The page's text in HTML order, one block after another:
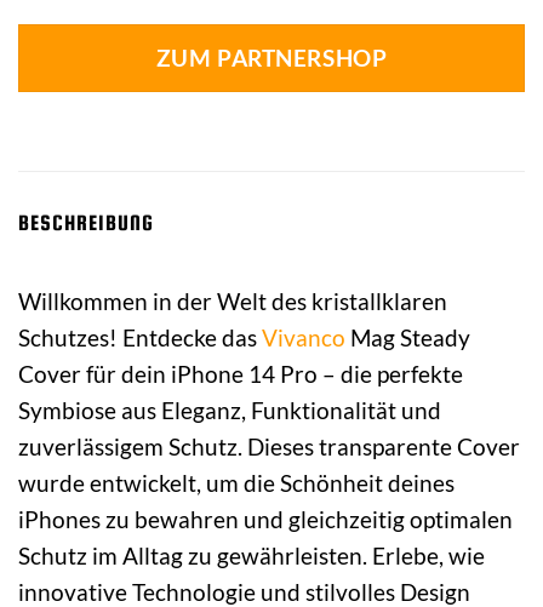
ZUM PARTNERSHOP
BESCHREIBUNG
Willkommen in der Welt des kristallklaren
Schutzes! Entdecke dasVivanco Mag Steady
Cover für dein iPhone 14 Pro – die perfekte
Symbiose aus Eleganz, Funktionalität und
zuverlässigem Schutz. Dieses transparente Cover
wurde entwickelt, um die Schönheit deines
iPhones zu bewahren und gleichzeitig optimalen
Schutz im Alltag zu gewährleisten. Erlebe, wie
innovative Technologie und stilvolles Design